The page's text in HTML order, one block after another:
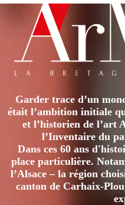
Garder trace d’un
était l’ambition initiale
et l’historien de l’art
l’Inventaire du
Dans ces 60 ans
place particulière.
l’Alsace – la région
canton de Carhaix-